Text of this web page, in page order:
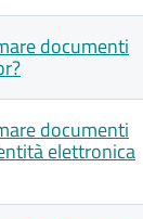
documenti
documenti
elettronica